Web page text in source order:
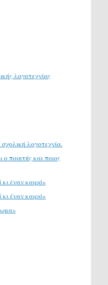
λογοτεχνίας
λογοτεχνία.
ο ποιητής και ποιος
έναν καιρό»
έναν καιρό»